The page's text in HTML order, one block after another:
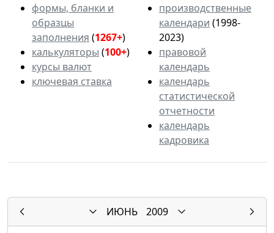
формы, бланки и
образцы
заполнения (1267+)
калькуляторы (100+)
курсы валют
ключевая ставка
производственные
календари (1998-
2023)
правовой
календарь
календарь
статистической
отчетности
календарь
кадровика
ИЮНЬ
2009